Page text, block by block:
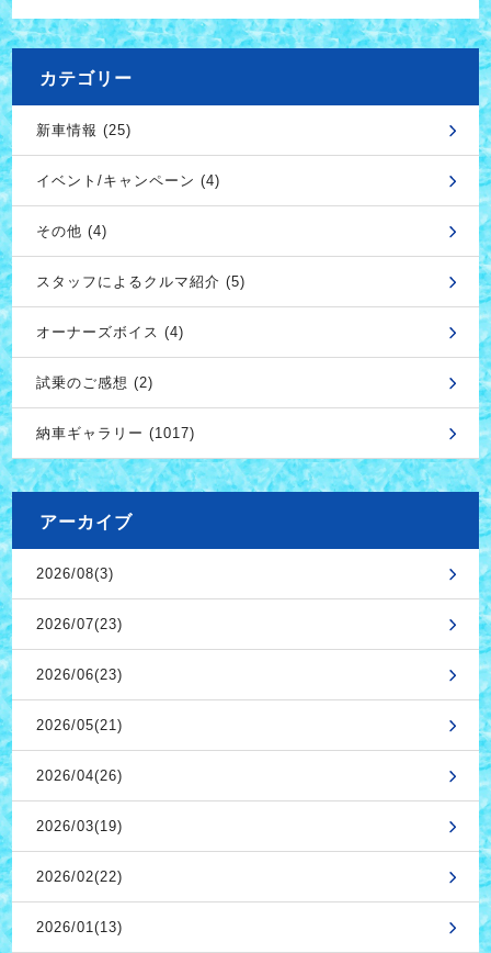
カテゴリー
新車情報 (25)
イベント/キャンペーン (4)
その他 (4)
スタッフによるクルマ紹介 (5)
オーナーズボイス (4)
試乗のご感想 (2)
納車ギャラリー (1017)
アーカイブ
2026/08(3)
2026/07(23)
2026/06(23)
2026/05(21)
2026/04(26)
2026/03(19)
2026/02(22)
2026/01(13)